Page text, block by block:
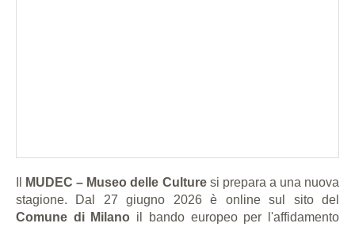
MUDEC – Museo delle Culturesi prepara a una nuova
stagione. Dal 27 giugno 2026 è online sul sito del
Comune di Milano il bando europeo per l'affidamento